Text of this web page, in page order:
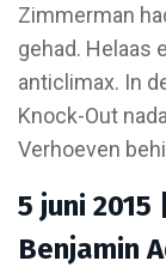
Zimmerman
gehad. Helaas
anticlimax. In
Knock-Out
Verhoeven
5 juni 2015
Benjamin